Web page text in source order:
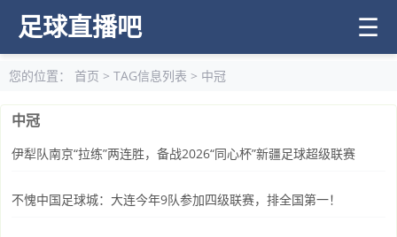
足球直播吧 ☰
您的位置： 首页 > TAG信息列表 > 中冠
中冠
伊犁队南京“拉练”两连胜，备战2026“同心杯”新疆足球超级联赛
不愧中国足球城：大连今年9队参加四级联赛，排全国第一！